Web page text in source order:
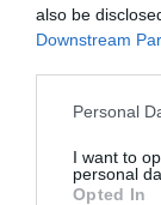
also be
Downstream
Personal
I want to
personal
Opted In